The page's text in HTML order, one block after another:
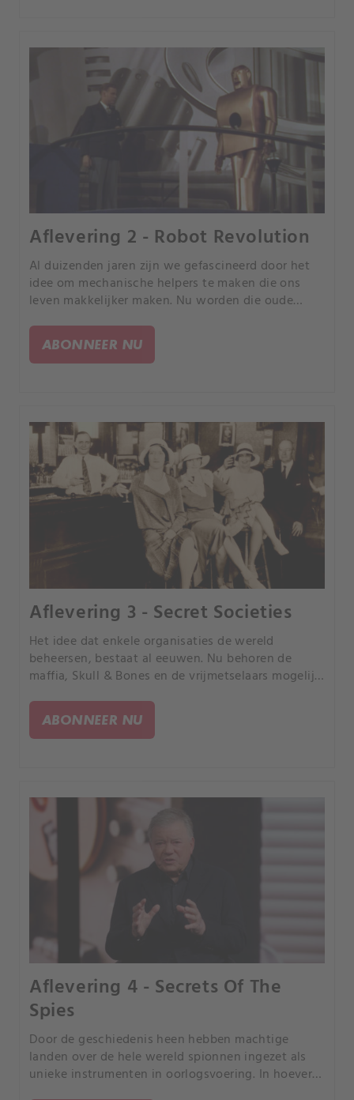
Aflevering 2 - Robot Revolution
Al duizenden jaren zijn we gefascineerd door het
idee om mechanische helpers te maken die ons
leven makkelijker maken. Nu worden die oude
ABONNEER NU
Aflevering 3 - Secret Societies
Het idee dat enkele organisaties de wereld
beheersen, bestaat al eeuwen. Nu behoren de
maffia, Skull & Bones en de vrijmetselaars mogelijk
vergaderingen bijeenkomen.
ABONNEER NU
Aflevering 4 - Secrets Of The
Spies
Door de geschiedenis heen hebben machtige
landen over de hele wereld spionnen ingezet als
unieke instrumenten in oorlogsvoering. In hoeverre